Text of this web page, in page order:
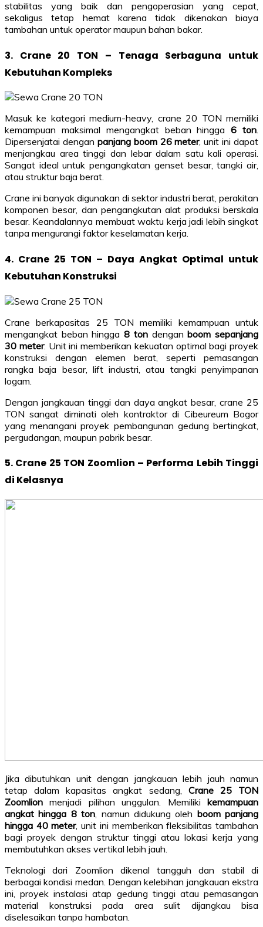
stabilitas yang baik dan pengoperasian yang cepat,
sekaligus tetap hemat karena tidak dikenakan biaya
tambahan untuk operator maupun bahan bakar.
3. Crane 20 TON – Tenaga Serbaguna untuk
Kebutuhan Kompleks
Masuk ke kategori medium-heavy, crane 20 TON memiliki
kemampuan maksimal mengangkat beban hingga6 ton.
Dipersenjatai dengan panjang boom 26 meter, unit ini dapat
menjangkau area tinggi dan lebar dalam satu kali operasi.
Sangat ideal untuk pengangkatan genset besar, tangki air,
atau struktur baja berat.
Crane ini banyak digunakan di sektor industri berat, perakitan
komponen besar, dan pengangkutan alat produksi berskala
besar. Keandalannya membuat waktu kerja jadi lebih singkat
tanpa mengurangi faktor keselamatan kerja.
4. Crane 25 TON – Daya Angkat Optimal untuk
Kebutuhan Konstruksi
Crane berkapasitas 25 TON memiliki kemampuan untuk
mengangkat beban hingga8 tondenganboom sepanjang
30 meter. Unit ini memberikan kekuatan optimal bagi proyek
konstruksi dengan elemen berat, seperti pemasangan
rangka baja besar, lift industri, atau tangki penyimpanan
logam.
Dengan jangkauan tinggi dan daya angkat besar, crane 25
TON sangat diminati oleh kontraktor di Cibeureum Bogor
yang menangani proyek pembangunan gedung bertingkat,
pergudangan, maupun pabrik besar.
5. Crane 25 TON Zoomlion – Performa Lebih Tinggi
di Kelasnya
Jika dibutuhkan unit dengan jangkauan lebih jauh namun
tetap dalam kapasitas angkat sedang, Crane 25 TON
Zoomlion menjadi pilihan unggulan. Memiliki kemampuan
angkat hingga 8 ton, namun didukung oleh boom panjang
hingga 40 meter, unit ini memberikan fleksibilitas tambahan
bagi proyek dengan struktur tinggi atau lokasi kerja yang
membutuhkan akses vertikal lebih jauh.
Teknologi dari Zoomlion dikenal tangguh dan stabil di
berbagai kondisi medan. Dengan kelebihan jangkauan ekstra
ini, proyek instalasi atap gedung tinggi atau pemasangan
material konstruksi pada area sulit dijangkau bisa
diselesaikan tanpa hambatan.